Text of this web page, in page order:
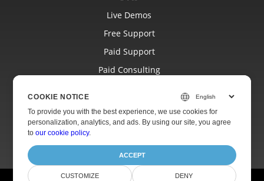
Live Demos
Free Support
Paid Support
Paid Consulting
Websites
About
COOKIE NOTICE
To provide you with the best experience, we use cookies for
personalization, analytics, and ads. By using our site, you agree
toour cookie policy.
ACCEPT
CUSTOMIZE DENY